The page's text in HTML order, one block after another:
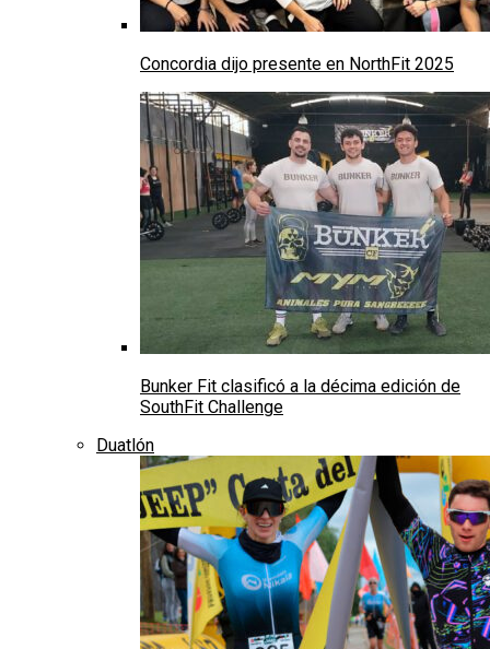
Concordia dijo presente en NorthFit 2025
Bunker Fit clasificó a la décima edición de
SouthFit Challenge
Duatlón